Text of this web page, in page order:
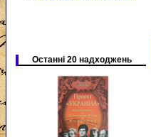
Останні 20 надходжень